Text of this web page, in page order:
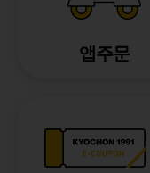
앱주문